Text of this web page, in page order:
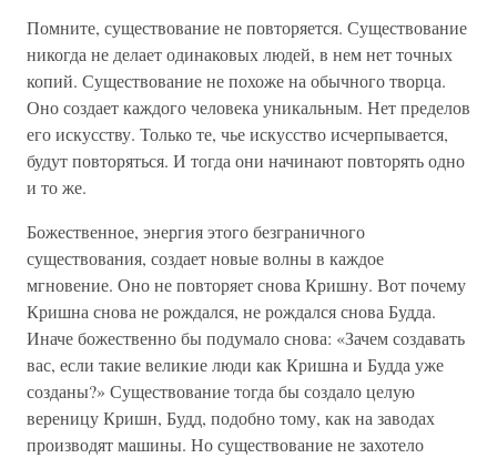
Помните, существование не повторяется. Существование
никогда не делает одинаковых людей, в нем нет точных
копий. Существование не похоже на обычного творца.
Оно создает каждого человека уникальным. Нет пределов
его искусству. Только те, чье искусство исчерпывается,
будут повторяться. И тогда они начинают повторять одно
и то же.
Божественное, энергия этого безграничного
существования, создает новые волны в каждое
мгновение. Оно не повторяет снова Кришну. Вот почему
Кришна снова не рождался, не рождался снова Будда.
Иначе божественно бы подумало снова: «Зачем создавать
вас, если такие великие люди как Кришна и Будда уже
созданы?» Существование тогда бы создало целую
вереницу Кришн, Будд, подобно тому, как на заводах
производят машины. Но существование не захотело